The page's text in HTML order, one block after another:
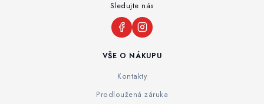
VŠE O NÁKUPU
Kontakty
Prodloužená záruka
Sledujte nás